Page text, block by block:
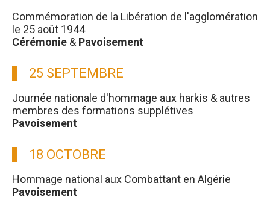
Commémoration de la Libération de l'agglomération
le 25 août 1944
Cérémonie & Pavoisement
25 SEPTEMBRE
Journée nationale d'hommage aux harkis & autres
membres des formations supplétives
Pavoisement
18 OCTOBRE
Hommage national aux Combattant en Algérie
Pavoisement